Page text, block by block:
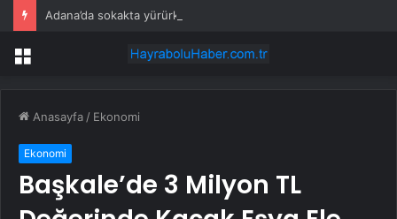
Menü
Anasayfa / Ekonomi
Ekonomi
Başkale’de 3 Milyon TL